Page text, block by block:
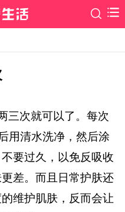
次就可以了。每次
用清水洗净，然后涂
要过久，以免反吸收
差。而且日常护肤还
维护肌肤，反而会让